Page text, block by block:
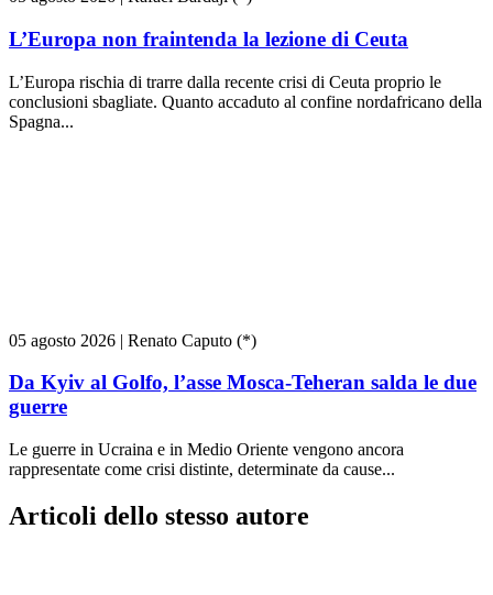
L’Europa non fraintenda la lezione di Ceuta
L’Europa rischia di trarre dalla recente crisi di Ceuta proprio le
conclusioni sbagliate. Quanto accaduto al confine nordafricano della
Spagna...
05 agosto 2026 | Renato Caputo (*)
Da Kyiv al Golfo, l’asse Mosca-Teheran salda le due
guerre
Le guerre in Ucraina e in Medio Oriente vengono ancora
rappresentate come crisi distinte, determinate da cause...
Articoli dello stesso autore